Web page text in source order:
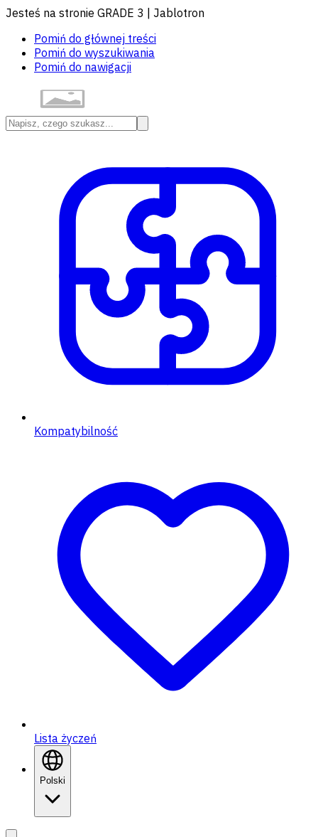
Jesteś na stronie GRADE 3 | Jablotron
Pomiń do głównej treści
Pomiń do wyszukiwania
Pomiń do nawigacji
Kompatybilność
Lista życzeń
Polski